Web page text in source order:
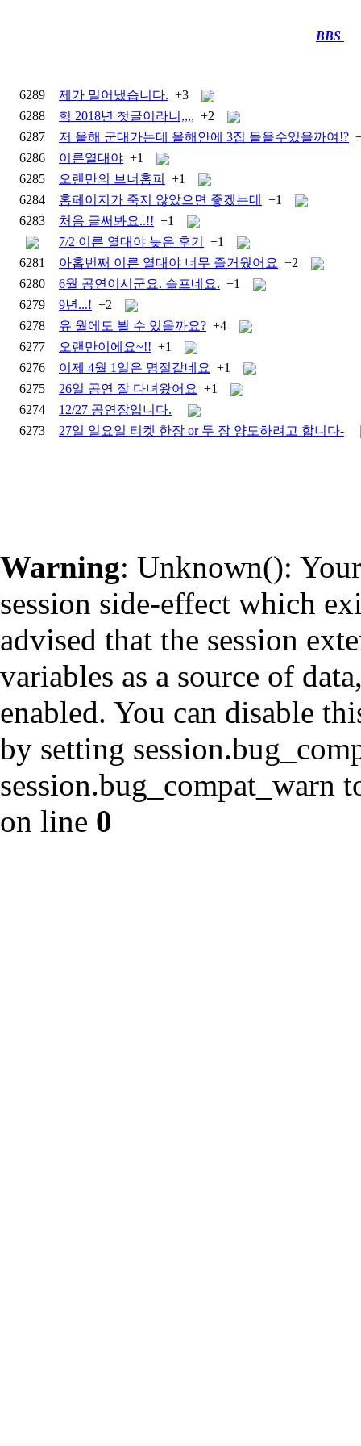
BBS
6289 제가 밀어냈습니다. +3
6288
헉 2018년 첫글이라니,,,, +2
6287
저 올해 군대가는데 올해안에 3집 들을수있을까여!?
6286
이른열대야 +1
6285
오랜만의 브너홈피
+1
6284
홈페이지가 죽지 않았으면 좋겠는데
+1
6283
처음 글써봐요..!! +1
7/2 이른 열대야 늦은 후기
+1
6281
아홉번째 이른 열대야 너무 즐거웠어요 +2
6280
6월 공연이시군요. 슬프네요. +1
6279
9년...! +2
6278
유 월에도 뵐 수 있을까요? +4
6277
오랜만이에요~!! +1
6276
이제 4월 1일은 명절같네요 +1
6275
26일 공연 잘 다녀왔어요 +1
6274
12/27 공연장입니다.
6273
27일 일요일 티켓 한장 or 두 장 양도하려고 합니다-
Warning: Unknown():
session side-effect which
advised that the session
variables as a source of
enabled. You can disable
by setting
session.bug_compat_warn
on line 0